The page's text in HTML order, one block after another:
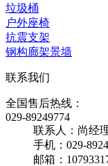
垃圾桶
户外座椅
抗震支架
钢构廊架景墙
联系我们
全国售后热线：
029-89249774
联系人：尚经
手机：029-
邮箱：